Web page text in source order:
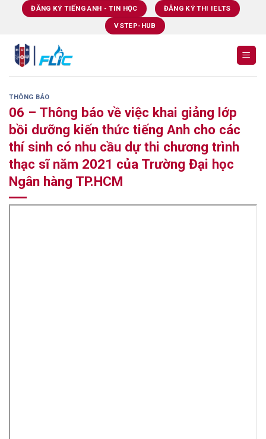
ĐĂNG KÝ TIẾNG ANH - TIN HỌC ĐĂNG KÝ THI IELTS
VSTEP-HUB
THÔNG BÁO
06 – Thông báo về việc khai giảng lớp
bồi dưỡng kiến thức tiếng Anh cho các
thí sinh có nhu cầu dự thi chương trình
thạc sĩ năm 2021 của Trường Đại học
Ngân hàng TP.HCM